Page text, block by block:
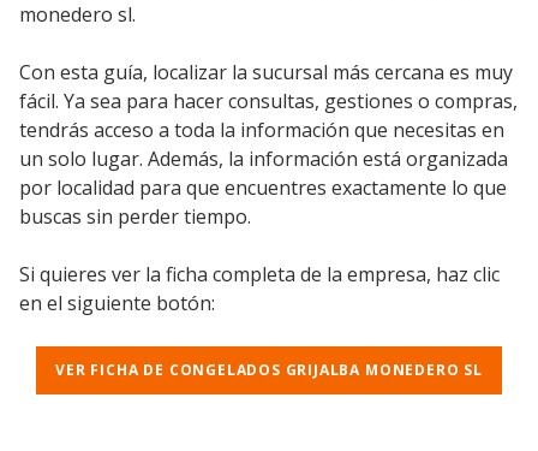
monedero sl.
Con esta guía, localizar la sucursal más cercana es muy
fácil. Ya sea para hacer consultas, gestiones o compras,
tendrás acceso a toda la información que necesitas en
un solo lugar. Además, la información está organizada
por localidad para que encuentres exactamente lo que
buscas sin perder tiempo.
Si quieres ver la ficha completa de la empresa, haz clic
en el siguiente botón:
VER FICHA DE CONGELADOS GRIJALBA MONEDERO SL